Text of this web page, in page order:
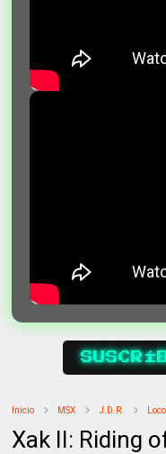
Inicio MSX J.D.R.
Xak II: Riding